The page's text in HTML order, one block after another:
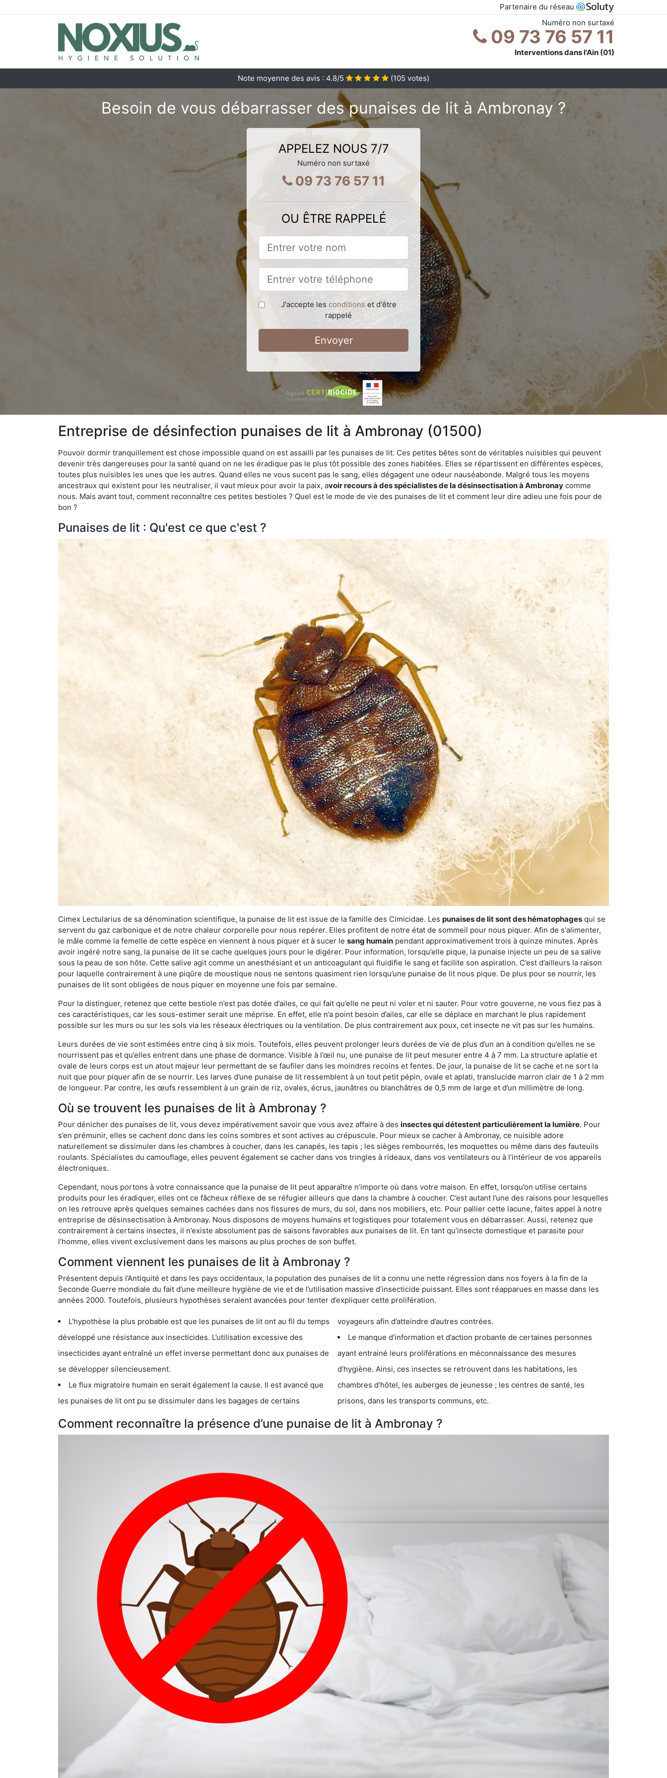
Partenaire du réseau
Numéro non surtaxé
09 73 76 57 11
Interventions dans l'Ain (01)
Note moyenne des avis : 4.8/5 (105 votes)
Besoin de vous débarrasser des punaises de lit à Ambronay ?
APPELEZ NOUS 7/7
Numéro non surtaxé
09 73 76 57 11
OU ÊTRE RAPPELÉ
J'accepte les conditions et d'être
rappelé
Envoyer
Entreprise de désinfection punaises de lit à Ambronay (01500)
Pouvoir dormir tranquillement est chose impossible quand on est assailli par les punaises de lit. Ces petites bêtes sont de véritables nuisibles qui peuvent
devenir très dangereuses pour la santé quand on ne les éradique pas le plus tôt possible des zones habitées. Elles se répartissent en différentes espèces,
toutes plus nuisibles les unes que les autres. Quand elles ne vous sucent pas le sang, elles dégagent une odeur nauséabonde. Malgré tous les moyens
ancestraux qui existent pour les neutraliser, il vaut mieux pour avoir la paix, avoir recours à des spécialistes de la désinsectisation à Ambronay comme
nous. Mais avant tout, comment reconnaître ces petites bestioles ? Quel est le mode de vie des punaises de lit et comment leur dire adieu une fois pour de
bon ?
Punaises de lit : Qu'est ce que c'est ?
Cimex Lectularius de sa dénomination scientifique, la punaise de lit est issue de la famille des Cimicidae. Les punaises de lit sont des hématophages qui se
servent du gaz carbonique et de notre chaleur corporelle pour nous repérer. Elles profitent de notre état de sommeil pour nous piquer. Afin de s'alimenter,
le mâle comme la femelle de cette espèce en viennent à nous piquer et à sucer le sang humain pendant approximativement trois à quinze minutes. Après
avoir ingéré notre sang, la punaise de lit se cache quelques jours pour le digérer. Pour information, lorsqu’elle pique, la punaise injecte un peu de sa salive
sous la peau de son hôte. Cette salive agit comme un anesthésiant et un anticoagulant qui fluidifie le sang et facilite son aspiration. C’est d’ailleurs la raison
pour laquelle contrairement à une piqûre de moustique nous ne sentons quasiment rien lorsqu’une punaise de lit nous pique. De plus pour se nourrir, les
punaises de lit sont obligées de nous piquer en moyenne une fois par semaine.
Pour la distinguer, retenez que cette bestiole n’est pas dotée d’ailes, ce qui fait qu’elle ne peut ni voler et ni sauter. Pour votre gouverne, ne vous fiez pas à
ces caractéristiques, car les sous-estimer serait une méprise. En effet, elle n’a point besoin d’ailes, car elle se déplace en marchant le plus rapidement
possible sur les murs ou sur les sols via les réseaux électriques ou la ventilation. De plus contrairement aux poux, cet insecte ne vit pas sur les humains.
Leurs durées de vie sont estimées entre cinq à six mois. Toutefois, elles peuvent prolonger leurs durées de vie de plus d’un an à condition qu’elles ne se
nourrissent pas et qu’elles entrent dans une phase de dormance. Visible à l’œil nu, une punaise de lit peut mesurer entre 4 à 7 mm. La structure aplatie et
ovale de leurs corps est un atout majeur leur permettant de se faufiler dans les moindres recoins et fentes. De jour, la punaise de lit se cache et ne sort la
nuit que pour piquer afin de se nourrir. Les larves d’une punaise de lit ressemblent à un tout petit pépin, ovale et aplati, translucide marron clair de 1 à 2 mm
de longueur. Par contre, les œufs ressemblent à un grain de riz, ovales, écrus, jaunâtres ou blanchâtres de 0,5 mm de large et d’un millimètre de long.
Où se trouvent les punaises de lit à Ambronay ?
Pour dénicher des punaises de lit, vous devez impérativement savoir que vous avez affaire à des insectes qui détestent particulièrement la lumière. Pour
s’en prémunir, elles se cachent donc dans les coins sombres et sont actives au crépuscule. Pour mieux se cacher à Ambronay, ce nuisible adore
naturellement se dissimuler dans les chambres à coucher, dans les canapés, les tapis ; les sièges rembourrés, les moquettes ou même dans des fauteuils
roulants. Spécialistes du camouflage, elles peuvent également se cacher dans vos tringles à rideaux, dans vos ventilateurs ou à l’intérieur de vos appareils
électroniques.
Cependant, nous portons à votre connaissance que la punaise de lit peut apparaître n’importe où dans votre maison. En effet, lorsqu’on utilise certains
produits pour les éradiquer, elles ont ce fâcheux réflexe de se réfugier ailleurs que dans la chambre à coucher. C’est autant l’une des raisons pour lesquelles
on les retrouve après quelques semaines cachées dans nos fissures de murs, du sol, dans nos mobiliers, etc. Pour pallier cette lacune, faites appel à notre
entreprise de désinsectisation à Ambronay. Nous disposons de moyens humains et logistiques pour totalement vous en débarrasser. Aussi, retenez que
contrairement à certains insectes, il n’existe absolument pas de saisons favorables aux punaises de lit. En tant qu’insecte domestique et parasite pour
l’homme, elles vivent exclusivement dans les maisons au plus proches de son buffet.
Comment viennent les punaises de lit à Ambronay ?
Présentent depuis l’Antiquité et dans les pays occidentaux, la population des punaises de lit a connu une nette régression dans nos foyers à la fin de la
Seconde Guerre mondiale du fait d’une meilleure hygiène de vie et de l’utilisation massive d’insecticide puissant. Elles sont réapparues en masse dans les
années 2000. Toutefois, plusieurs hypothèses seraient avancées pour tenter d’expliquer cette prolifération.
L’hypothèse la plus probable est que les punaises de lit ont au fil du temps
développé une résistance aux insecticides. L’utilisation excessive des
insecticides ayant entraîné un effet inverse permettant donc aux punaises de
se développer silencieusement.
Le flux migratoire humain en serait également la cause. Il est avancé que
les punaises de lit ont pu se dissimuler dans les bagages de certains
voyageurs afin d’atteindre d’autres contrées.
Le manque d’information et d’action probante de certaines personnes
ayant entrainé leurs proliférations en méconnaissance des mesures
d’hygiène. Ainsi, ces insectes se retrouvent dans les habitations, les
chambres d’hôtel, les auberges de jeunesse ; les centres de santé, les
prisons, dans les transports communs, etc.
Comment reconnaître la présence d’une punaise de lit à Ambronay ?